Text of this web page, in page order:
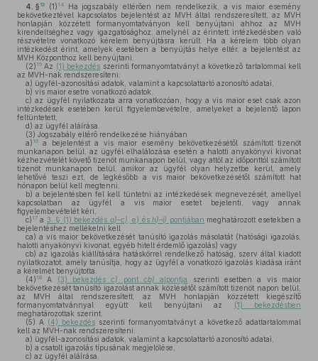
4. § 13 (1) 14Ha jogszabály eltérően nem rendelkezik, a vis maior esemény
bekövetkeztével kapcsolatos bejelentést az MVH által rendszeresített, az MVH
honlapján közzétett formanyomtatványon kell benyújtani ahhoz az MVH
kirendeltséghez vagy igazgatósághoz, amelynél az érintett intézkedésben való
részvételre vonatkozó kérelem benyújtásra került. Ha a kérelem több olyan
intézkedést érint, amelyek esetében a benyújtás helye eltér, a bejelentést az
MVH Központhoz kell benyújtani.
(2) 15 Az (1) bekezdés szerinti formanyomtatványt a következő tartalommal kell
az MVH-nak rendszeresíteni:
a) ügyfél-azonosítási adatok, valamint a kapcsolattartó azonosító adatai,
b) vis maior esetre vonatkozó adatok,
c) az ügyfél nyilatkozata arra vonatkozóan, hogy a vis maior eset csak azon
intézkedések esetében kerül figyelembevételre, amelyeket a bejelentő lapon
feltüntetett,
d) az ügyfél aláírása.
(3) Jogszabály eltérő rendelkezése hiányában
a) 16
a bejelentést a vis maior esemény bekövetkezésétől számított tizenöt
munkanapon belül, az ügyfél elhalálozása esetén a halotti anyakönyvi kivonat
kézhezvételét követő tizenöt munkanapon belül, vagy attól az időponttól számított
tizenöt munkanapon belül, amikor az ügyfél olyan helyzetbe kerül, amely
lehetővé teszi ezt, de legkésőbb a vis maior bekövetkezésétől számított hat
hónapon belül kell megtenni,
b) a bejelentésben fel kell tüntetni az intézkedések megnevezését, amellyel
kapcsolatban az ügyfél a vis maior esetet bejelenti, vagy annak
figyelembevételét kéri,
c) 17 a 3. § (1) bekezdés a)–c) , e) ésh)–i) pontjában meghatározott esetekben a
bejelentéshez mellékelni kell
ca) a vis maior bekövetkezését tanúsító igazolás másolatát (hatósági igazolás,
halotti anyakönyvi kivonat, egyéb hitelt érdemlő igazolás) vagy
cb) az igazolás kiállítására hatáskörrel rendelkező hatóság, szerv által kiadott
nyilatkozatot, amely tanúsítja, hogy az ügyfél a vonatkozó igazolás kiadása iránt
a kérelmét benyújtotta.
(4) 18 A (3) bekezdésc) pontcb) alpontja
szerinti esetben a vis maior
bekövetkezését tanúsító igazolást annak közlésétől számított tizenöt napon belül,
az MVH által rendszeresített, az MVH honlapján közzétett kiegészítő
formanyomtatvánnyal együtt kell benyújtani az
(1) bekezdésben
meghatározottak szerint.
(5) A (4) bekezdés szerinti formanyomtatványt a következő adattartalommal
kell az MVH-nak rendszeresíteni:
a) ügyfél-azonosítási adatok, valamint a kapcsolattartó azonosító adatai,
b) a csatolt igazolás típusának megjelölése,
c) az ügyfél aláírása.